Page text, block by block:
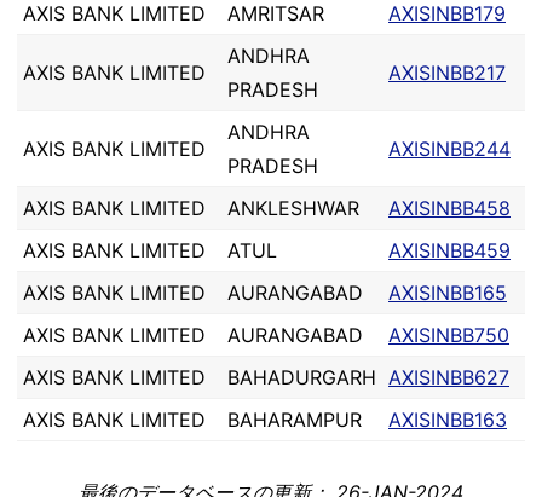
AXIS BANK LIMITED
AMRITSAR AXISINBB179
AXIS BANK LIMITED
ANDHRA
PRADESH
AXISINBB217
AXIS BANK LIMITED
ANDHRA
PRADESH
AXISINBB244
AXIS BANK LIMITED ANKLESHWAR
AXISINBB458
AXIS BANK LIMITED
ATUL
AXISINBB459
AXIS BANK LIMITED
AURANGABAD
AXISINBB165
AXIS BANK LIMITED
AURANGABAD
AXISINBB750
AXIS BANK LIMITED
BAHADURGARH AXISINBB627
AXIS BANK LIMITED
BAHARAMPUR AXISINBB163
最後のデータベースの更新： 26-JAN-2024